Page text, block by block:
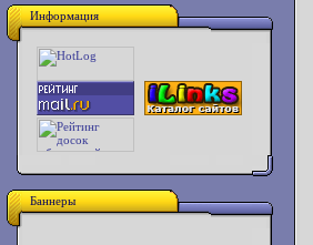
Информация
Баннеры